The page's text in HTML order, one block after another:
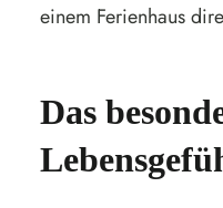
einem Ferienhaus
Das